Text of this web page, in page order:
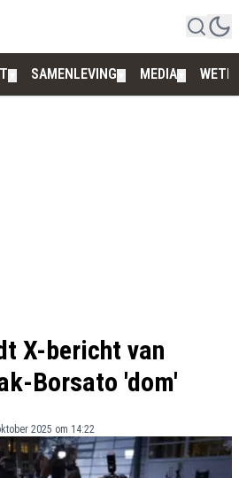
SAMENLEVING MEDIA
X-bericht van
Borsato 'dom'
2025 om 14:22